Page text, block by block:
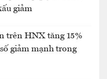
giảm
trên HNX tăng 15%
giảm mạnh trong